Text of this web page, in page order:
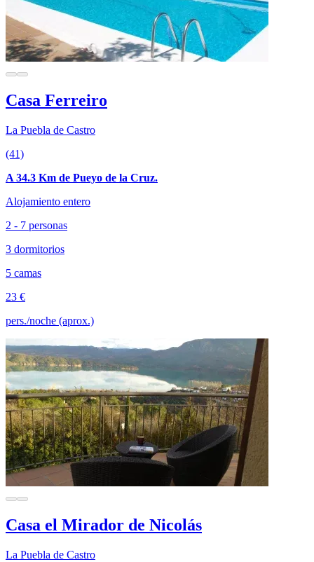
Casa Ferreiro
La Puebla de Castro
(41)
A 34.3 Km de Pueyo de la Cruz.
Alojamiento entero
2 - 7 personas
3 dormitorios
5 camas
23 €
pers./noche (aprox.)
Casa el Mirador de Nicolás
La Puebla de Castro